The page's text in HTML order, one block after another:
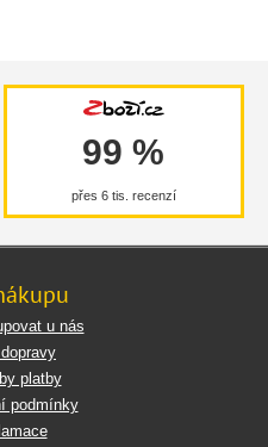
99 %
přes 6 tis. recenzí
u nás
platby
podmínky